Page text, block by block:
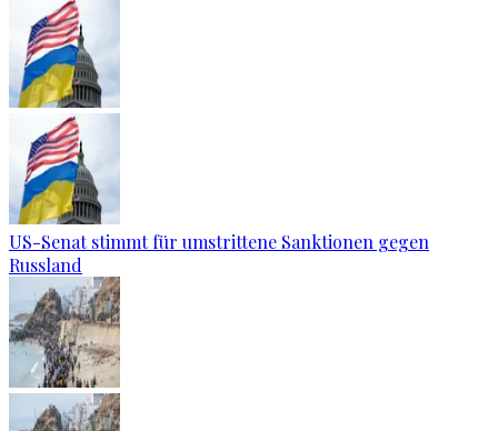
US-Senat stimmt für umstrittene Sanktionen gegen
Russland